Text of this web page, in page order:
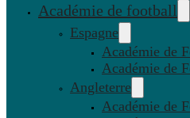
Académie de football
Espagne
Académie de
Académie de
Angleterre
Académie de